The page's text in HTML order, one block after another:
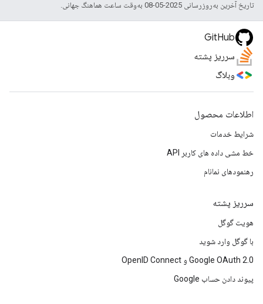
تاریخ آخرین به‌روزرسانی 2025-05-08 به‌وقت ساعت هماهنگ جهانی.
GitHub
سرریز پشته
وبلاگ
اطلاعات محصول
شرایط خدمات
خط مشی داده های کاربر API
رهنمودهای نمانام
سرریز پشته
هویت گوگل
با گوگل وارد شوید
Google OAuth 2.0 و OpenID Connect
پیوند دادن حساب Google